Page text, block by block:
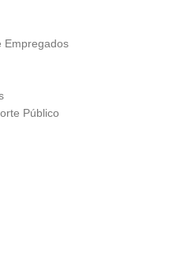
Empregados
Público